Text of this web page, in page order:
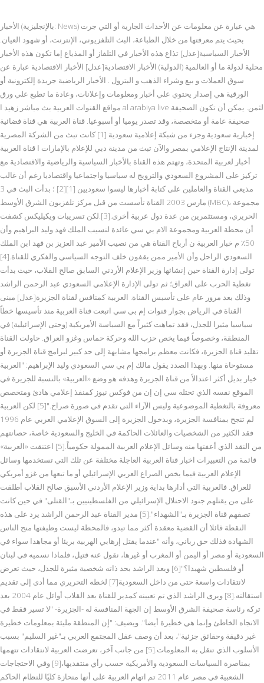
الأخبار (بالإنجليزية: News) هي عبارة عن معلومات عن الأحداث الجارية أو التي جرت
بحيث يتم معرفتها من خلال الطباعة، البث التلفزيوني، الإنترنت، أو شهود العيان.
الأخبار السياسية[عدل] تذاع هذه الأخبار في التلفاز أو المذياع إما تكون هذه الأخبار
محلية لدولة ما أو العالمية (الدولية) الأخبار الاقتصادية[عدل] الأخبار الاقتصادية عبارة عن
سوق العملات و بيع وشراء الذهب و البترول . الأخبار الرياضية جريدة إلكترونية أو
الورقية هي إصدار يحتوي علي أخبار ومعلومات وإعلانات، وعادة ما تطبع علي ورق
مواقع القنوات العربية بث مباشر زهيد ا al arabiya live لثمن. يمكن أن تكون الصحيفة
صحيفة عامة أو متخصصة، وقد تصدر يوميا أو أسبوعيا. قناة العربية هي قناة فضائية
إخبارية سعودية وجزء من شبكة إعلامية سعودية [1] كانت تبث من الشركة المصرية
لمدينة الإنتاج الإعلامي بمصر والآن تبث من مدينة دبي للإعلام بالإمارات ا قناة العربية
أخبار لعربية المتحدة، وتهتم هذه القناة بالأخبار السياسية والرياضية والاقتصادية مع
تركيز على المشروع السعودي والترويج له سياسيا واجتماعيا واقتصاديا رغم أن غالب
مذيعي القناة والعاملين على كتابة أخبارها ليسوا سعوديين [1][2] ؛ بدأت البث في 3
مارس 2003 القناة تأسست من قبل مركز تلفزيون الشرق الأوسط (MBC)، مجموعة
الحريري، ومستثمرين من عدة دول عربية أخرى.[3].لكن تسريبات ويكيليكس كشفت
أن محطة العربية ومجموعة الام بي سي عائدة لنسيب الملك فهد وليد البراهيم وأن
50٪ م خبار العربية ن أرباح القناة هي من نصيب الأمير عبد العزيز بن فهد ابن الملك
السعودي الراحل وأن الأمير ممن يقفون خلف التوجه السياسي والفكري للقناة.[4]
تولى إدارة القناة حين إنشائها وزير الإعلام الأردني السابق صالح القلاب، حيث بدأت
تغطية الحرب على العراق؛ ثم تولى الإدارة الإعلامي السعودي عبد الرحمن الراشد
وذلك بعد مرور عام على تأسيس القناة. العربية كمنافس لقناة الجزيرة[عدل] مبنى
القناة في الرياض بجوار قنوات إم بي سي اتبعت قناة العربية منذ تأسيسها خطاً
سياسيا مثيرا للجدل، فقد تماهت كثيراً مع السياسة الأمريكية (وحتى الإسرائيلية) في
المنطقة، وخصوصاً فيما يخص حزب الله وحركة حماس وغزو العراق. حاولت القناة
تقليد قناة الجزيرة، فكانت معظم برامجها مشابهة إلى حد كبير لبرامج قناة الجزيرة أو
مستوحاة منها. وبهذا الصدد يقول مالك إم بي سي السعودي وليد الإبراهيم: "العربية
خيار بديل أكثر اعتدالاً من قناة الجزيرة وهدفه هو وضع «العربية» بالنسبة للجزيرة في
الموقع نفسه الذي تحتله سي إن إن من فوكس نيوز كمنفذ إعلامي هادئ ومتخصص
معروفة بالتغطية الموضوعية وليس الآراء التي تقدم في صورة صراخ."[5] لكن العربية
لم تنجح بمنافسة الجزيرة، وبدخول الجزيرة إلى السوق الإعلامي العربي عام 1996
فقد الكثير من الشخصيات والعائلات الحاكمة في الخليج والسعودية خاصة، حصانتهم
من النقد الذي أعفتها منه وسائل الإعلام العربية الممولة حكومياً.[5] اعتنقت «العربية»
قائمة من التعبيرات اخبار قناة العربية العاجلة مختلفة عن تلك التي تستخدمها وسائل
الإعلام العربية فيما يخص الصراع العربي الإسرائيلي أو ما تبعها من غزو أمريكي
للعراق. فالعربية التي أدارها بداية وزير الإعلام الأردني الأسبق صالح القلاب أطلقت
على من يقتلهم جنود الاحتلال الإسرائيلي من الفلسطينيين بـ"القتلى" في حين كانت
تصفهم قناة الجزيرة بـ"الشهداء".[5] مدير القناة عبد الرحمن الراشد يرد على هذه
النقطة قائلا أن القضية معقدة أكثر مما تبدو، فالمحطة ليست وظيفتها منح الناس
الشهادة فذلك حق رباني، وأنه "عندما يقتل إرهابي الهربية بريئا أو مجاهدا سواء في
السعودية أو مصر أو اليمن أو المغرب أو غيرها، نقول عنه قتيل، فلماذا نسميه في لبنان
أو فلسطين شهيدا؟"[6] ويعد الراشد بحد ذاته شخصية مثيرة للجدل، حيث تعرض
لانتقادات واسعة حتى من داخل السعودية[7] لخطه التحريري مما أدى إلى تقديم
استقالته.[8] ويرى الراشد الذي تم تعيينه كمدير للقناة بعد القلاب أوائل عام 2004 بعد
تركه رئاسة صحيفة الشرق الأوسط إن الجهة المنافسة له -الجزيرة- "لا تسير فقط في
الاتجاه الخاطئ وإنما هي خطيرة أيضا". ويضيف: "إن المنطقة مليئة بمعلومات خطيرة
غير دقيقة وحقائق جزئية"، بعد أن وصف عقل المجتمع العربي بـ"غير السليم" بسبب
الأسلوب الذي تنقل به المعلومات.[5] من جانب آخر، تعرضت العربية لانتقادات تتهمها
بمناصرة السياسات السعودية والأمريكية حسب رأي منتقديها،[9] وفي الاحتجاجات
الشعبية في مصر عام 2011 تم اتهام العربية على أنها منحازة كليًا للنظام الحاكم